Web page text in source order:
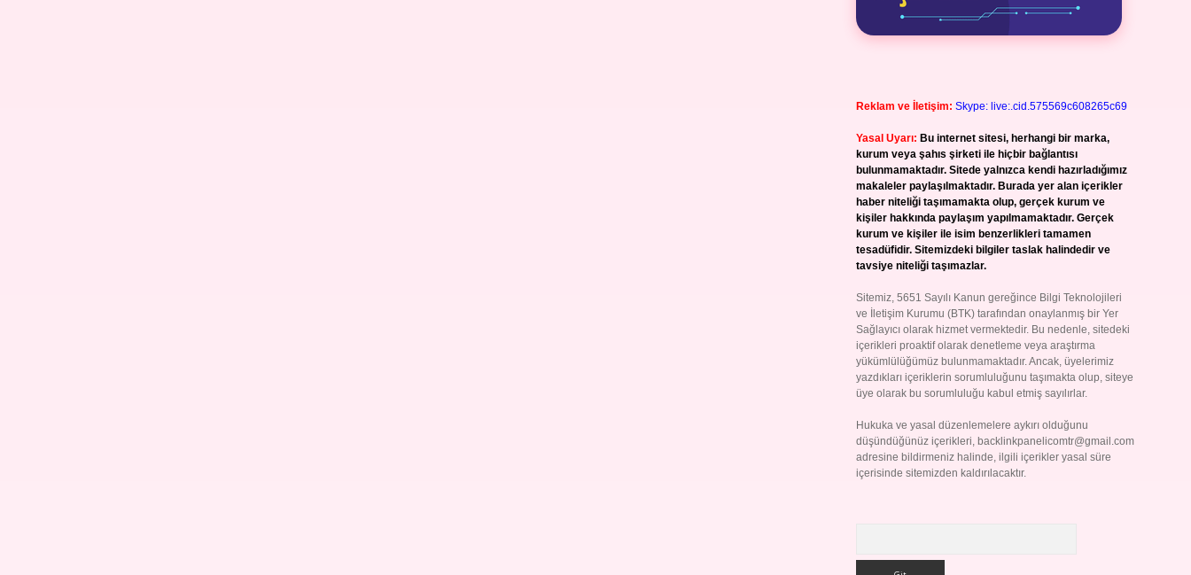
Reklam ve İletişim: Skype: live:.cid.575569c608265c69
Yasal Uyarı: Bu internet sitesi, herhangi bir marka,
kurum veya şahıs şirketi ile hiçbir bağlantısı
bulunmamaktadır. Sitede yalnızca kendi hazırladığımız
makaleler paylaşılmaktadır. Burada yer alan içerikler
haber niteliği taşımamakta olup, gerçek kurum ve
kişiler hakkında paylaşım yapılmamaktadır. Gerçek
kurum ve kişiler ile isim benzerlikleri tamamen
tesadüfidir. Sitemizdeki bilgiler taslak halindedir ve
tavsiye niteliği taşımazlar.
Sitemiz, 5651 Sayılı Kanun gereğince Bilgi Teknolojileri
ve İletişim Kurumu (BTK) tarafından onaylanmış bir Yer
Sağlayıcı olarak hizmet vermektedir. Bu nedenle, sitedeki
içerikleri proaktif olarak denetleme veya araştırma
yükümlülüğümüz bulunmamaktadır. Ancak, üyelerimiz
yazdıkları içeriklerin sorumluluğunu taşımakta olup, siteye
üye olarak bu sorumluluğu kabul etmiş sayılırlar.
Hukuka ve yasal düzenlemelere aykırı olduğunu
düşündüğünüz içerikleri, backlinkpanelicomtr@gmail.com
adresine bildirmeniz halinde, ilgili içerikler yasal süre
içerisinde sitemizden kaldırılacaktır.